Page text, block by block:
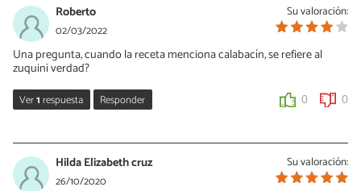
Su valoración:
Roberto
02/03/2022
Una pregunta, cuando la receta menciona calabacín, se refiere al
zuquini verdad?
Ver1respuesta Responder 0 0
06/09/2022
Si en Colombia es calabacín
Su valoración:
Hilda Elizabeth cruz
26/10/2020